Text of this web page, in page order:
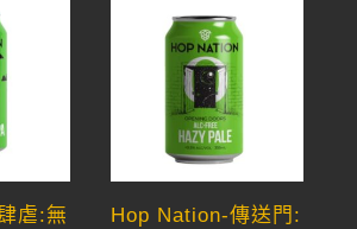
虐:無
Hop Nation-傳送門: